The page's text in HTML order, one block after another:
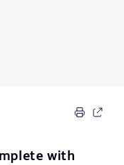
with